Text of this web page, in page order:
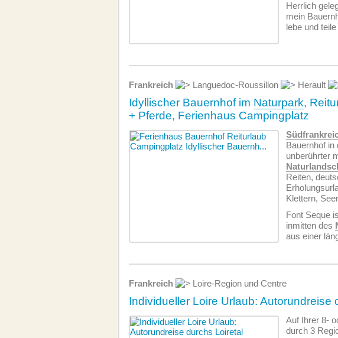
Herrlich
mein
lebe und
Frankreich Languedoc-Roussillon Herault
Idyllischer Bauernhof im Naturpark,
+ Pferde, Ferienhaus Campingplatz
Bauernhof in
unberührter
Reiten,
Klettern,
Font Seque
inmitten des
aus einer
Frankreich Loire-Region und Centre
Individueller Loire Urlaub: Autorundreise
Auf Ihrer 8-
durch 3